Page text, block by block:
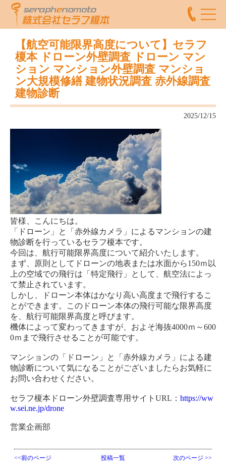
【航空可能限界高度について】セラフ
榎本 ドローン外壁調査 ドローン マン
ション マンション外壁調査 マンショ
ン大規模修繕 建物状況調査 赤外線調査
建物診断
2025/12/15
皆様、こんにちは。
「ドローン」と「赤外線カメラ」によるマンションの建
物診断を行っているセラフ榎本です。
今回は、航行可能限界高度について紹介いたします。
まず、原則としてドローンの地表または水面から150ｍ以
上の空域での飛行は「特定飛行」として、航空法によっ
て禁止されています。
しかし、ドローン本体はかなり高い高度まで飛行するこ
とができます。このドローン本体の飛行可能な限界高度
を、航行可能限界高度と呼びます。
機体によって変わってきますが、およそ海抜4000ｍ～600
0ｍまで飛行させることが可能です。
マンションの「ドローン」と「赤外線カメラ」による建
物診断について気になることがございましたらお気軽に
お問い合わせください。
セラフ榎本ドローン外壁調査専用サイトURL： https://ww
w.sei.ne.jp/drone
営業企画部
<<前のページ 投稿一覧 次のページ >>